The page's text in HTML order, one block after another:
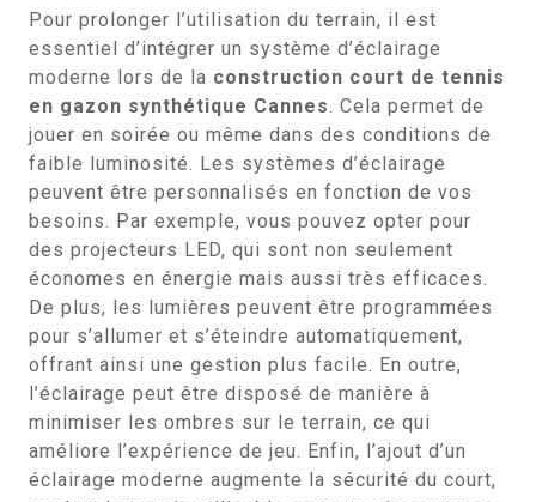
Pour prolonger l’utilisation du terrain, il est
essentiel d’intégrer un système d’éclairage
moderne lors de la construction court de tennis
en gazon synthétique Cannes. Cela permet de
jouer en soirée ou même dans des conditions de
faible luminosité. Les systèmes d’éclairage
peuvent être personnalisés en fonction de vos
besoins. Par exemple, vous pouvez opter pour
des projecteurs LED, qui sont non seulement
économes en énergie mais aussi très efficaces.
De plus, les lumières peuvent être programmées
pour s’allumer et s’éteindre automatiquement,
offrant ainsi une gestion plus facile. En outre,
l’éclairage peut être disposé de manière à
minimiser les ombres sur le terrain, ce qui
améliore l’expérience de jeu. Enfin, l’ajout d’un
éclairage moderne augmente la sécurité du court,